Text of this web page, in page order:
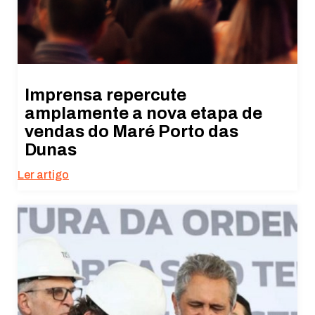
Imprensa repercute
amplamente a nova etapa de
vendas do Maré Porto das
Dunas
Ler artigo
Esses cookies
não são
necessários
para o
funcionamento
do site.